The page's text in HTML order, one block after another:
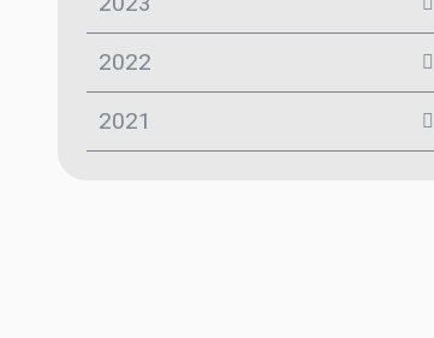
2022
2021